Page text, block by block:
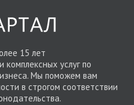
15 лет
комплексных услуг по
Мы поможем вам
в строгом соответствии